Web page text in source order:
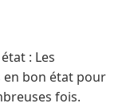
: Les
bon état pour
fois.